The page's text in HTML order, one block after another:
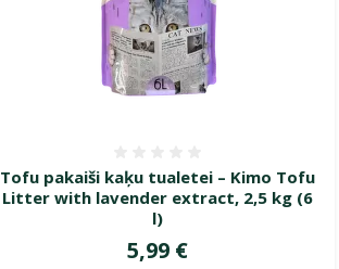
Tofu pakaiši kaķu tualetei – Kimo Tofu
Litter with lavender extract, 2,5 kg (6
l)
Cena
5,99 €